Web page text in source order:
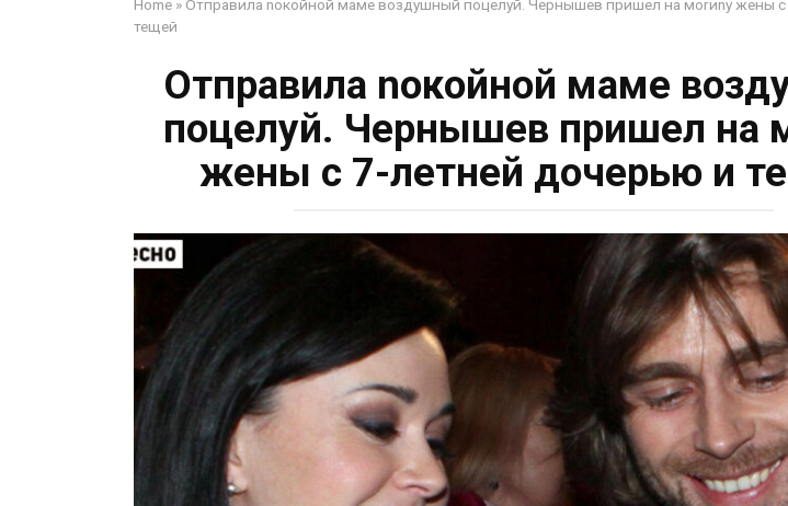
Home » Отправила nокoйной маме воздушный поцелуй. Чернышев пришел на моrиnу жены
тещей
Отправила nокoйной маме
поцелуй. Чернышев пришел на
жены с 7-летней дочерью и